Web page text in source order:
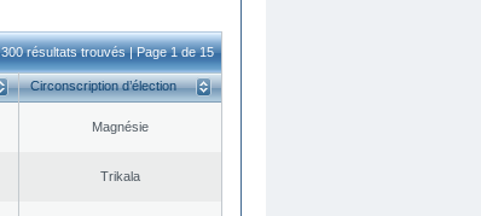
300 résultats trouvés | Page 1 de 15
Circonscription d’élection
Magnésie
Trikala